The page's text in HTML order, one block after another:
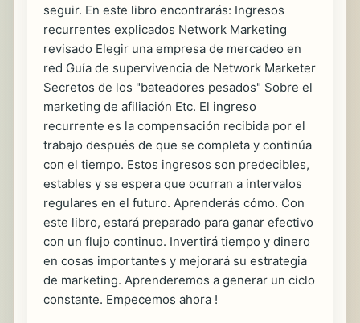
seguir. En este libro encontrarás: Ingresos
recurrentes explicados Network Marketing
revisado Elegir una empresa de mercadeo en
red Guía de supervivencia de Network Marketer
Secretos de los "bateadores pesados" Sobre el
marketing de afiliación Etc. El ingreso
recurrente es la compensación recibida por el
trabajo después de que se completa y continúa
con el tiempo. Estos ingresos son predecibles,
estables y se espera que ocurran a intervalos
regulares en el futuro. Aprenderás cómo. Con
este libro, estará preparado para ganar efectivo
con un flujo continuo. Invertirá tiempo y dinero
en cosas importantes y mejorará su estrategia
de marketing. Aprenderemos a generar un ciclo
constante. Empecemos ahora !